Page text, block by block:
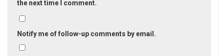
the next time I comment.
Notify me of follow-up comments by email.